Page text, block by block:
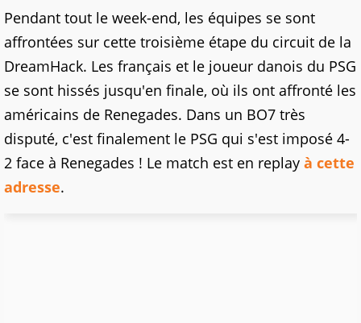
Pendant tout le week-end, les équipes se sont
affrontées sur cette troisième étape du circuit de la
DreamHack. Les français et le joueur danois du PSG
se sont hissés jusqu'en finale, où ils ont affronté les
américains de Renegades. Dans un BO7 très
disputé, c'est finalement le PSG qui s'est imposé 4-
2 face à Renegades ! Le match est en replay à cette
adresse.